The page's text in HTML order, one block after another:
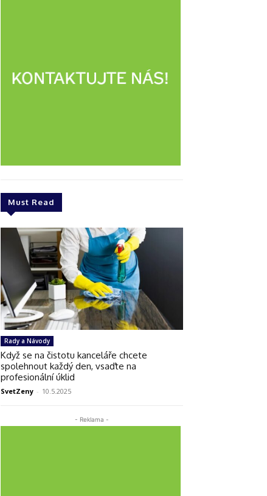
Must Read
Rady a Návody
Když se na čistotu kanceláře chcete
spolehnout každý den, vsaďte na
profesionální úklid
SvetZeny - 10.5.2025
- Reklama -